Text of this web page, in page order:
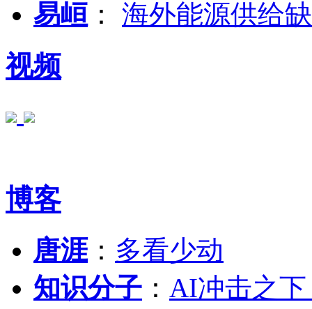
易峘 ： 海外能源供给
视频
博客
唐涯： 多看少动
知识分子 ： AI冲击之